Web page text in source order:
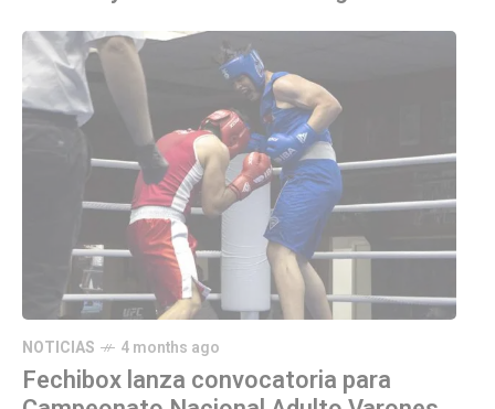
NOTICIAS 4 months ago
Fechibox lanza convocatoria para